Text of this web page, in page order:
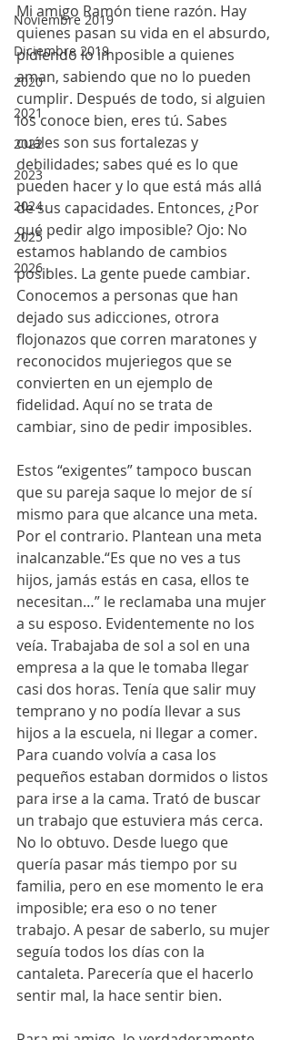
Noviembre 2019
Diciembre 2019
2020
2021
2022
2023
2024
2025
2026
Mi amigo Ramón tiene razón. Hay
quienes pasan su vida en el absurdo,
pidiendo lo imposible a quienes
aman, sabiendo que no lo pueden
cumplir. Después de todo, si alguien
los conoce bien, eres tú. Sabes
cuáles son sus fortalezas y
debilidades; sabes qué es lo que
pueden hacer y lo que está más allá
de sus capacidades. Entonces, ¿Por
qué pedir algo imposible? Ojo: No
estamos hablando de cambios
posibles. La gente puede cambiar.
Conocemos a personas que han
dejado sus adicciones, otrora
flojonazos que corren maratones y
reconocidos mujeriegos que se
convierten en un ejemplo de
fidelidad. Aquí no se trata de
cambiar, sino de pedir imposibles.
Estos “exigentes” tampoco buscan
que su pareja saque lo mejor de sí
mismo para que alcance una meta.
Por el contrario. Plantean una meta
inalcanzable.“Es que no ves a tus
hijos, jamás estás en casa, ellos te
necesitan…” le reclamaba una mujer
a su esposo. Evidentemente no los
veía. Trabajaba de sol a sol en una
empresa a la que le tomaba llegar
casi dos horas. Tenía que salir muy
temprano y no podía llevar a sus
hijos a la escuela, ni llegar a comer.
Para cuando volvía a casa los
pequeños estaban dormidos o listos
para irse a la cama. Trató de buscar
un trabajo que estuviera más cerca.
No lo obtuvo. Desde luego que
quería pasar más tiempo por su
familia, pero en ese momento le era
imposible; era eso o no tener
trabajo. A pesar de saberlo, su mujer
seguía todos los días con la
cantaleta. Parecería que el hacerlo
sentir mal, la hace sentir bien.